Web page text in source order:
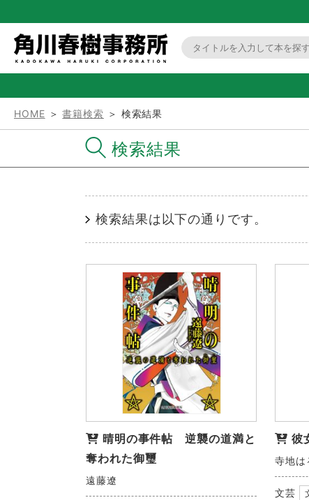
HOME ＞書籍検索 ＞ 検索結果
検索結果
検索結果は以下の通りです。
晴明の事件帖 逆襲の道満と
奪われた御璽
遠藤遼
彼
寺地は
文芸